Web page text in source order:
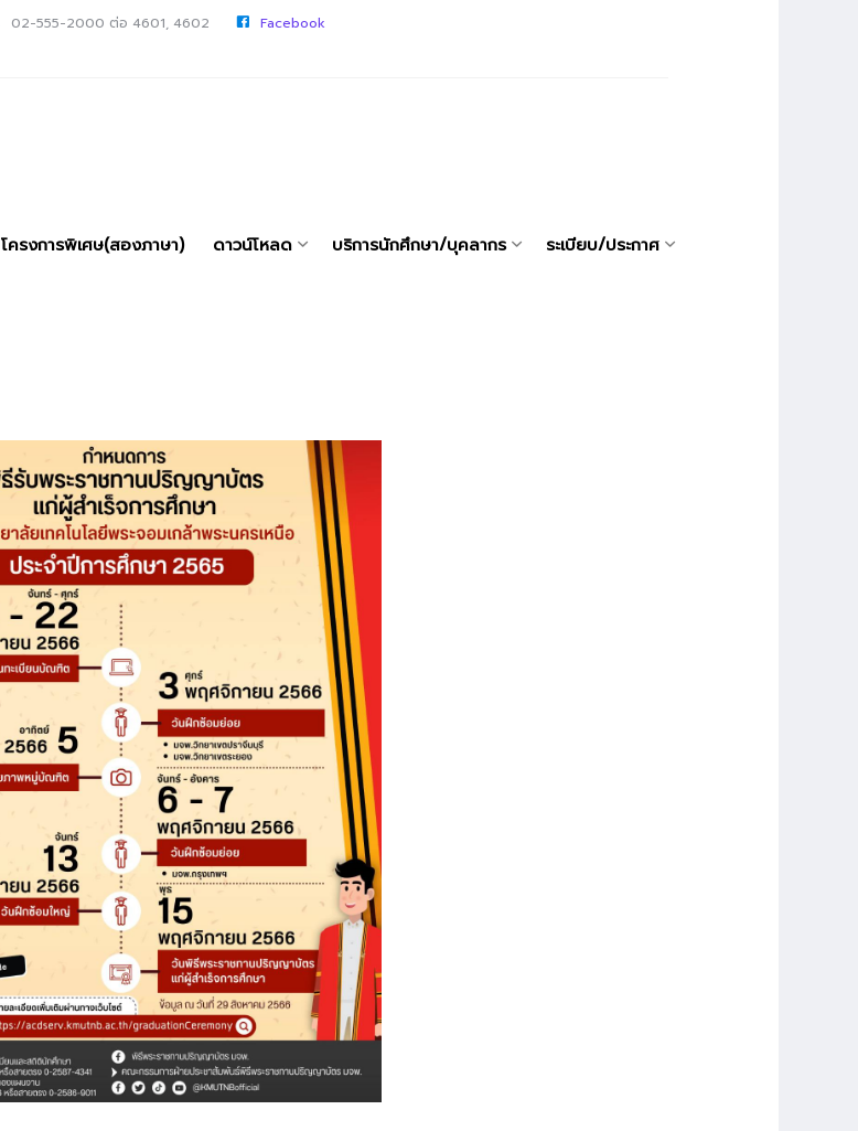
02-555-2000 ต่อ 4601, 4602
Facebook
โครงการพิเศษ(สองภาษา) ดาวน์โหลด บริการนักศึกษา/บุคลากร ระเบียบ/ประกาศ